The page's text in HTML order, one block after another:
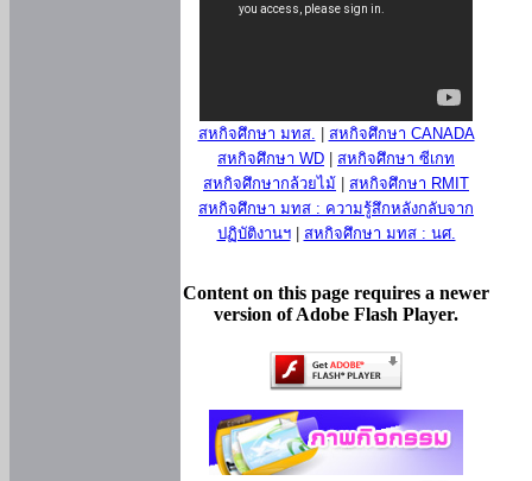
สหกิจศึกษา มทส.
สหกิจศึกษา CANADA
สหกิจศึกษา WD
สหกิจศึกษา ซีเกท
สหกิจศึกษากล้วยไม้
สหกิจศึกษา RMIT
สหกิจศึกษา มทส : ความรู้สึกหลังกลับจาก
ปฏิบัติงานฯ| สหกิจศึกษา มทส : นศ.
Content on this page requires a newer
version of Adobe Flash Player.